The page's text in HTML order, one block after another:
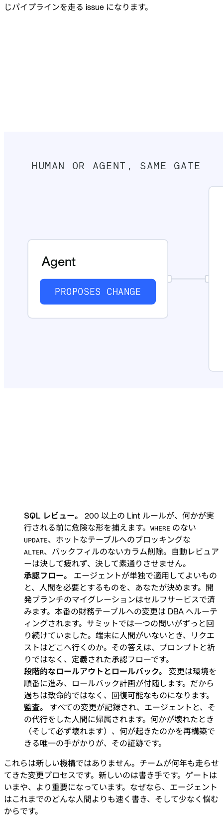
じパイプラインを走る issue になります。
SQL レビュー。
200 以上の Lint ルールが、何かが実
行される前に危険な形を捕えます。 WHERE のない
UPDATE、ホットなテーブルへのブロッキングな
ALTER、バックフィルのないカラム削除。自動レビュア
ーは決して疲れず、決して素通りさせません。
承認フロー。
エージェントが単独で適用してよいもの
と、人間を必要とするものを、あなたが決めます。開
発ブランチのマイグレーションはセルフサービスで済
みます。本番の財務テーブルへの変更は DBA へルーテ
ィングされます。サミットでは一つの問いがずっと回
り続けていました。端末に人間がいないとき、リクエ
ストはどこへ行くのか。その答えは、プロンプトと祈
りではなく、定義された承認フローです。
段階的なロールアウトとロールバック。
変更は環境を
順番に進み、ロールバック計画が付随します。だから
過ちは致命的ではなく、回復可能なものになります。
監査。
すべての変更が記録され、エージェントと、そ
の代行をした人間に帰属されます。何かが壊れたとき
（そして必ず壊れます）、何が起きたのかを再構築で
きる唯一の手がかりが、その証跡です。
これらは新しい機構ではありません。チームが何年も走らせ
てきた変更プロセスです。新しいのは書き手です。ゲートは
いまや、より重要になっています。なぜなら、エージェント
はこれまでのどんな人間よりも速く書き、そして少なく悩む
からです。